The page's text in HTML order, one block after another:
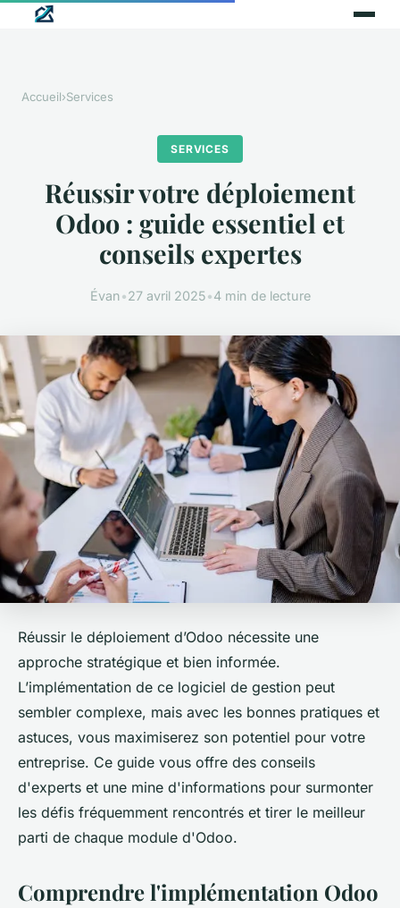
Accueil›Services
SERVICES
Réussir votre déploiement
Odoo : guide essentiel et
conseils expertes
Évan•27 avril 2025•4 min de lecture
Réussir le déploiement d’Odoo nécessite une
approche stratégique et bien informée.
L’implémentation de ce logiciel de gestion peut
sembler complexe, mais avec les bonnes pratiques et
astuces, vous maximiserez son potentiel pour votre
entreprise. Ce guide vous offre des conseils
d'experts et une mine d'informations pour surmonter
les défis fréquemment rencontrés et tirer le meilleur
parti de chaque module d'Odoo.
Comprendre l'implémentation Odoo